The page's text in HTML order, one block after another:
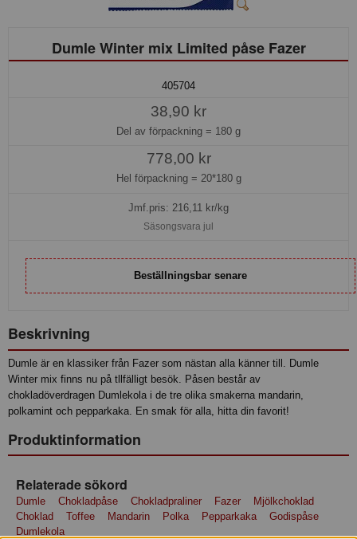
Dumle Winter mix Limited påse Fazer
405704
38,90 kr
Del av förpackning = 180 g
778,00 kr
Hel förpackning = 20*180 g
Jmf.pris: 216,11 kr/kg
Säsongsvara jul
Beställningsbar senare
Beskrivning
Dumle är en klassiker från Fazer som nästan alla känner till. Dumle
Winter mix finns nu på tllfälligt besök. Påsen består av
chokladöverdragen Dumlekola i de tre olika smakerna mandarin,
polkamint och pepparkaka. En smak för alla, hitta din favorit!
Produktinformation
Relaterade sökord
Dumle Chokladpåse Chokladpraliner Fazer
Mjölkchoklad
Choklad
Toffee Mandarin Polka Pepparkaka
Godispåse
Dumlekola